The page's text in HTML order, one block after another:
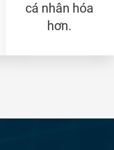
cá nhân hóa
hơn.